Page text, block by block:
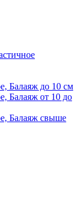
Балаяж до 10 см
Балаяж от 10 до
Балаяж свыше